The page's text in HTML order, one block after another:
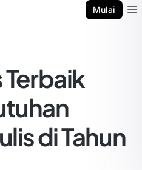
Mulai
Terbaik
di Tahun